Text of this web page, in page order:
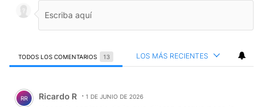
TODOS LOS COMENTARIOS 13 LOS MÁS RECIENTES
Comentario de Ricardo R.
RR Ricardo R 1 DE JUNIO DE 2026